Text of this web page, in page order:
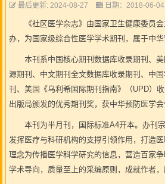
最后更新: 2024-08-27
日期：2018-06-04
《社区医学杂志》由国家卫生健康委员会
办，为国家级综合性医学学术期刊，属于中华
本刊系中国核心期刊数据库收录期刊、美
源期刊、中文期刊全文数据库收录期刊、中
刊、美国《乌利希国际期刊指南》（UPD）
出版局颁发的优秀期刊奖，获中华预防医学会
本刊为半月刊，国际标准A4开本。办刊宗
发挥医疗与科研机构的支撑引领作用，打造
理念为传播医学科学研究的信息，营造百家
学术导向，质量至上的采编原则，成就作者，